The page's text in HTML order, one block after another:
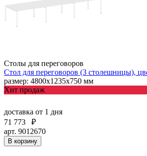
Столы для переговоров
Стол для переговоров (3 столешницы),
размер: 4800х1235х750 мм
Хит продаж
доставка от 1 дня
71 773
₽
арт. 9012670
В корзину